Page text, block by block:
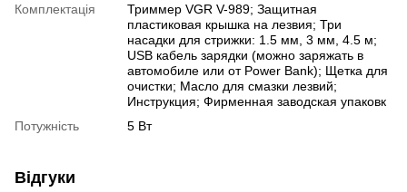
Комплектація
Триммер VGR V-989; Защитная
пластиковая крышка на лезвия; Три
насадки для стрижки: 1.5 мм, 3 мм, 4.5 м;
USB кабель зарядки (можно заряжать в
автомобиле или от Power Bank); Щетка для
очистки; Масло для смазки лезвий;
Инструкция; Фирменная заводская упаковк
Потужність
5 Вт
Відгуки